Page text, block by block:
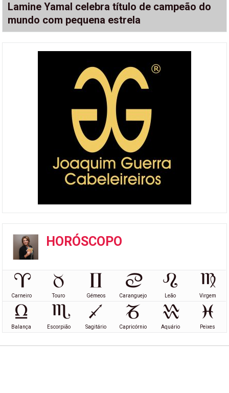
Lamine Yamal celebra título de campeão do
mundo com pequena estrela
HORÓSCOPO
Carneiro Touro Gémeos Caranguejo Leão Virgem
Balança Escorpião Sagitário Capricórnio Aquário Peixes